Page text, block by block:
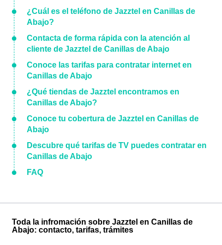
¿Cuál es el teléfono de Jazztel en Canillas de
Abajo?
Contacta de forma rápida con la atención al
cliente de Jazztel de Canillas de Abajo
Conoce las tarifas para contratar internet en
Canillas de Abajo
¿Qué tiendas de Jazztel encontramos en
Canillas de Abajo?
Conoce tu cobertura de Jazztel en Canillas de
Abajo
Descubre qué tarifas de TV puedes contratar en
Canillas de Abajo
FAQ
Toda la infromación sobre Jazztel en Canillas de
Abajo: contacto, tarifas, trámites